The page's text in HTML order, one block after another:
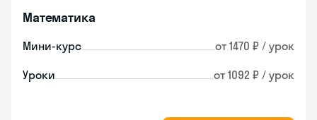
Математика
Мини-курс от 1470 ₽ / урок
Уроки от 1092 ₽ / урок